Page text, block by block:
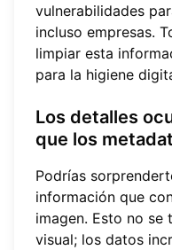
vulnerabilidades
incluso empresas.
limpiar esta
para la higiene
Los detalles
que los
Podrías
información que
imagen. Esto no
visual; los datos